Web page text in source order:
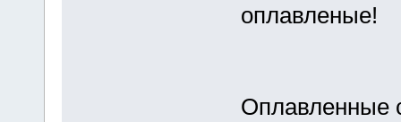
оплавленые!
Оплавленные